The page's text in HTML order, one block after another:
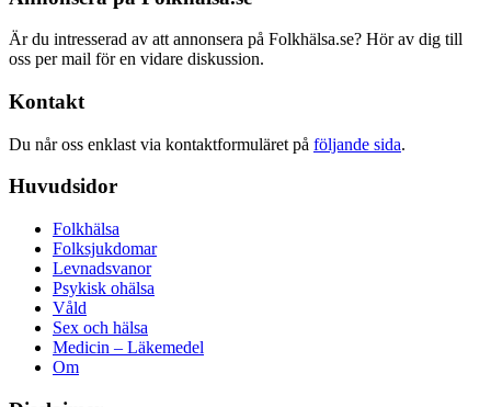
Är du intresserad av att annonsera på Folkhälsa.se? Hör av dig till
oss per mail för en vidare diskussion.
Kontakt
Du når oss enklast via kontaktformuläret på följande sida.
Huvudsidor
Folkhälsa
Folksjukdomar
Levnadsvanor
Psykisk ohälsa
Våld
Sex och hälsa
Medicin – Läkemedel
Om